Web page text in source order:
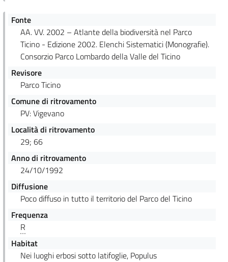
Fonte
AA. VV. 2002 – Atlante della biodiversità nel Parco
Ticino - Edizione 2002. Elenchi Sistematici (Monografie).
Consorzio Parco Lombardo della Valle del Ticino
Revisore
Parco Ticino
Comune di ritrovamento
PV: Vigevano
Località di ritrovamento
29; 66
Anno di ritrovamento
24/10/1992
Diffusione
Poco diffuso in tutto il territorio del Parco del Ticino
Frequenza
R
Habitat
Nei luoghi erbosi sotto latifoglie, Populus